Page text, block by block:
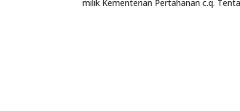
milik Kementerian Pertahanan c.q.